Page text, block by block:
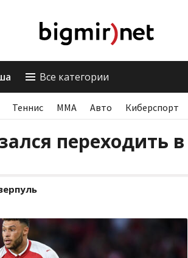
Все категории
Теннис ММА Авто Киберспорт
переходить в